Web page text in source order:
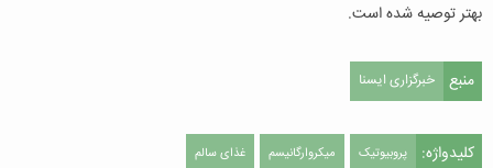
بهتر توصیه شده است.
منبع خبرگزاری ایسنا
کلیدواژه: پروبیوتیک میکروارگانیسم غذای سالم